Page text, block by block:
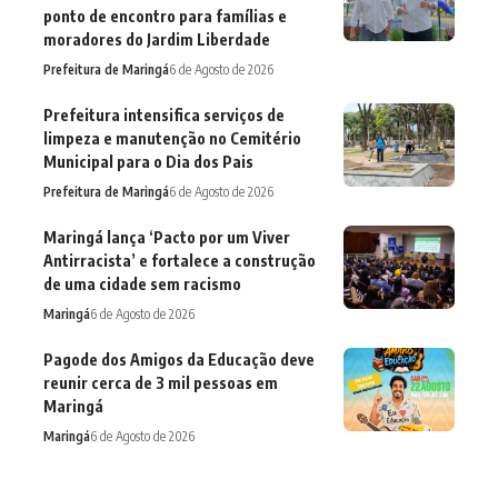
ponto de encontro para famílias e
moradores do Jardim Liberdade
Prefeitura de Maringá6 de Agosto de 2026
Prefeitura intensifica serviços de
limpeza e manutenção no Cemitério
Municipal para o Dia dos Pais
Prefeitura de Maringá6 de Agosto de 2026
Maringá lança ‘Pacto por um Viver
Antirracista’ e fortalece a construção
de uma cidade sem racismo
Maringá6 de Agosto de 2026
Pagode dos Amigos da Educação deve
reunir cerca de 3 mil pessoas em
Maringá
Maringá6 de Agosto de 2026